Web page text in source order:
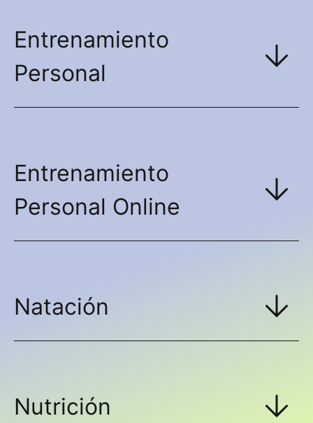
Entrenamiento
Personal
Entrenamiento
Personal Online
Natación
Nutrición